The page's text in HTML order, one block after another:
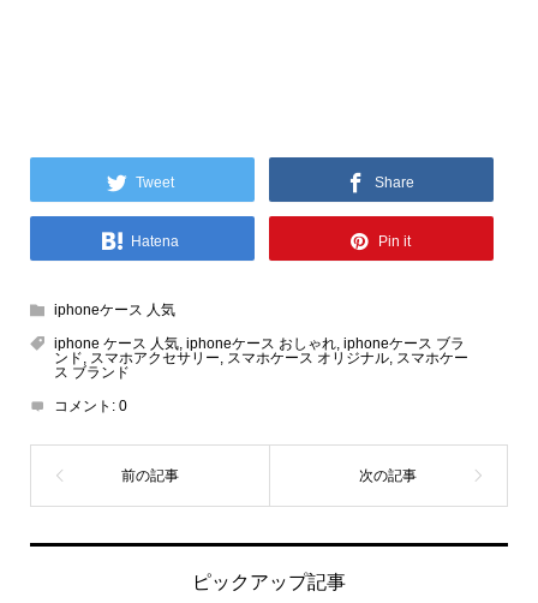
Tweet Share
Hatena Pin it
iphoneケース 人気
iphone ケース 人気, iphoneケース おしゃれ, iphoneケース ブラ
ンド
スマホアクセサリー スマホケース オリジナル, スマホケー
ス ブランド
コメント: 0
ピックアップ記事